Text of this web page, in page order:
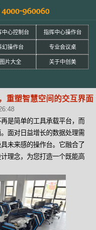
中心控制台 指挥中心操作台
幻操作台 专业会议桌
图片大全 关于中创美
何·光影织构：未来感操作台，
重塑智慧空间的交互界面
是简单的工具承载平台，而
面对日益增长的数据处理需
未来感的操作台。它融合了
理念，为您打造一个既能高